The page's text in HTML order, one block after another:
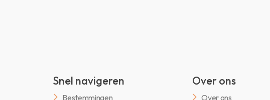
Snel navigeren
Bestemmingen
Over ons
Over ons